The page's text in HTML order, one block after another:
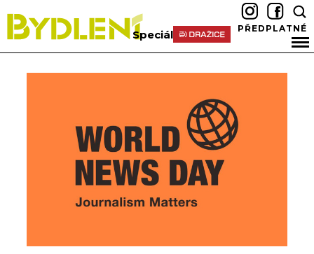
Speciál PŘEDPLATNÉ